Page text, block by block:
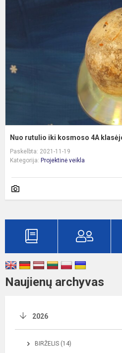
Nuo rutulio iki kosmoso 4A
Paskelbta: 2021-11-19
Kategorija: Projektinė veikla
Naujienų archyvas
2026
BIRŽELIS (14)